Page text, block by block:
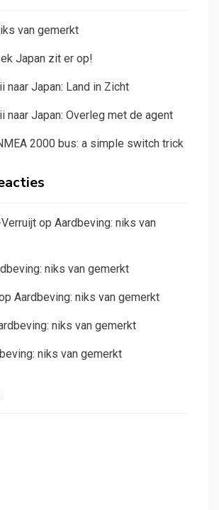
van gemerkt
Japan zit er op!
naar Japan: Land in Zicht
naar Japan: Overleg met de agent
2000 bus: a simple switch trick
op Aardbeving: niks van
niks van gemerkt
Aardbeving: niks van gemerkt
niks van gemerkt
niks van gemerkt